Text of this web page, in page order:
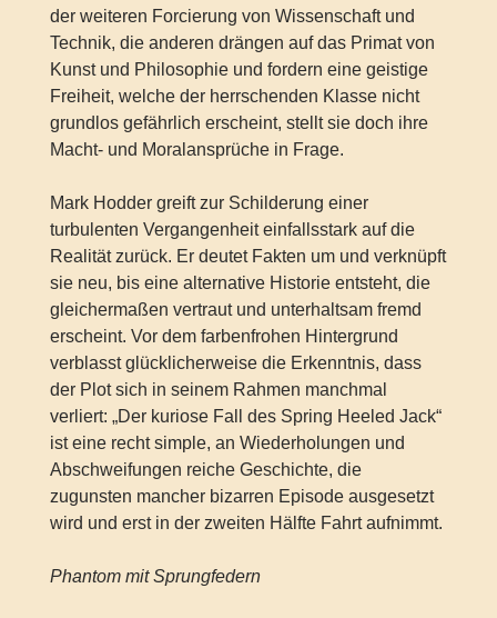
der weiteren Forcierung von Wissenschaft und
Technik, die anderen drängen auf das Primat von
Kunst und Philosophie und fordern eine geistige
Freiheit, welche der herrschenden Klasse nicht
grundlos gefährlich erscheint, stellt sie doch ihre
Macht- und Moralansprüche in Frage.
Mark Hodder greift zur Schilderung einer
turbulenten Vergangenheit einfallsstark auf die
Realität zurück. Er deutet Fakten um und verknüpft
sie neu, bis eine alternative Historie entsteht, die
gleichermaßen vertraut und unterhaltsam fremd
erscheint. Vor dem farbenfrohen Hintergrund
verblasst glücklicherweise die Erkenntnis, dass
der Plot sich in seinem Rahmen manchmal
verliert: „Der kuriose Fall des Spring Heeled Jack“
ist eine recht simple, an Wiederholungen und
Abschweifungen reiche Geschichte, die
zugunsten mancher bizarren Episode ausgesetzt
wird und erst in der zweiten Hälfte Fahrt aufnimmt.
Phantom mit Sprungfedern